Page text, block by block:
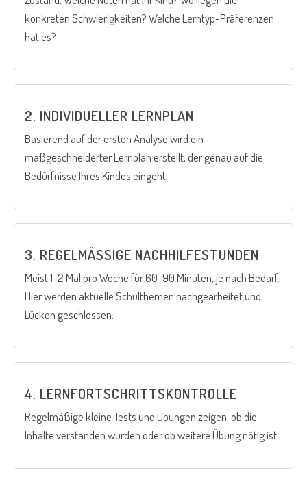
konkreten Schwierigkeiten? Welche Lerntyp-Präferenzen
hat es?
2. INDIVIDUELLER LERNPLAN
Basierend auf der ersten Analyse wird ein
maßgeschneiderter Lernplan erstellt, der genau auf die
Bedürfnisse Ihres Kindes eingeht.
3. REGELMÄSSIGE NACHHILFESTUNDEN
Meist 1-2 Mal pro Woche für 60-90 Minuten, je nach Bedarf.
Hier werden aktuelle Schulthemen nachgearbeitet und
Lücken geschlossen.
4. LERNFORTSCHRITTSKONTROLLE
Regelmäßige kleine Tests und Übungen zeigen, ob die
Inhalte verstanden wurden oder ob weitere Übung nötig ist.